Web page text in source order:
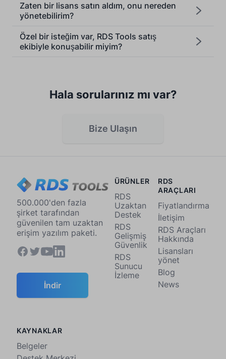
Zaten bir lisans satın aldım, onu nereden
yönetebilirim?
Özel bir isteğim var, RDS Tools satış
ekibiyle konuşabilir miyim?
Hala sorularınız mı var?
Bize Ulaşın
500.000'den fazla
şirket tarafından
güvenilen tam uzaktan
erişim yazılım paketi.
İndir
ÜRÜNLER
RDS
Uzaktan
Destek
RDS
Gelişmiş
Güvenlik
RDS
Sunucu
İzleme
KAYNAKLAR
Belgeler
RDS
ARAÇLARI
Fiyatlandırma
İletişim
RDS Araçları
Hakkında
Lisansları
yönet
Blog
News